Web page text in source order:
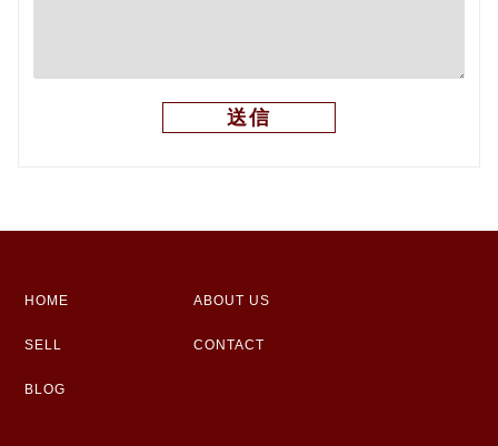
HOME ABOUT US
SELL CONTACT
BLOG